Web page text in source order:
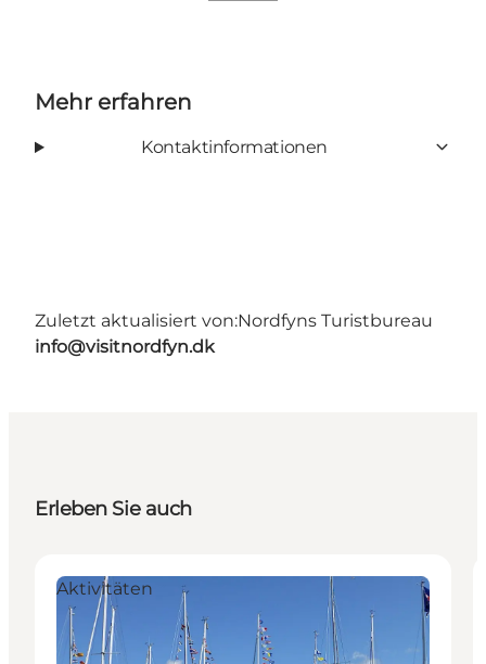
Mehr erfahren
Kontaktinformationen
Zuletzt aktualisiert von:Nordfyns Turistbureau
info@visitnordfyn.dk
Erleben Sie auch
Aktivitäten